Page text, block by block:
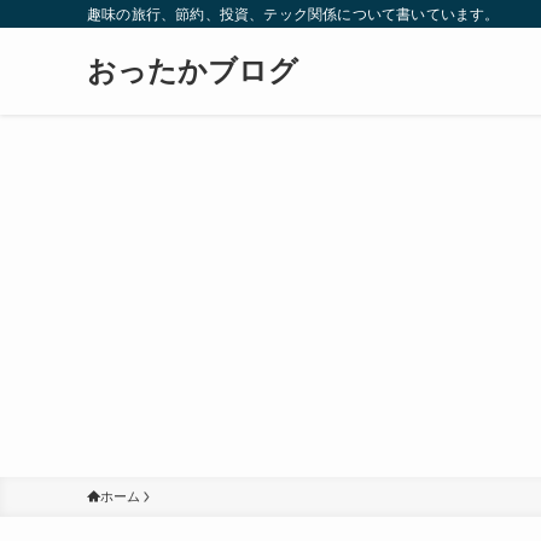
趣味の旅行、節約、投資、テック関係について書いています。
おったかブログ
ホーム